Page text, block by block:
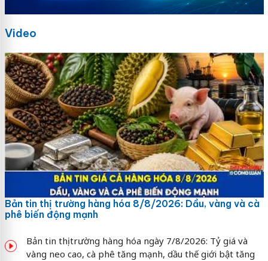
Video
Bản tin thị trường hàng hóa 8/8/2026: Dầu, vàng và cà
phê biến động mạnh
Bản tin thị trường hàng hóa ngày 7/8/2026: Tỷ giá và
vàng neo cao, cà phê tăng mạnh, dầu thế giới bật tăng